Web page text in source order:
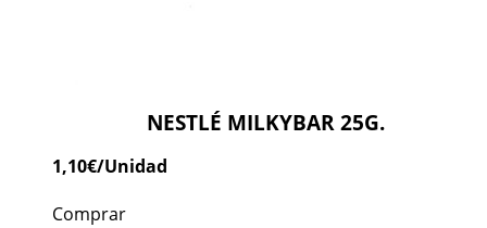
NESTLÉ MILKYBAR 25G.
1,10€/Unidad
Comprar